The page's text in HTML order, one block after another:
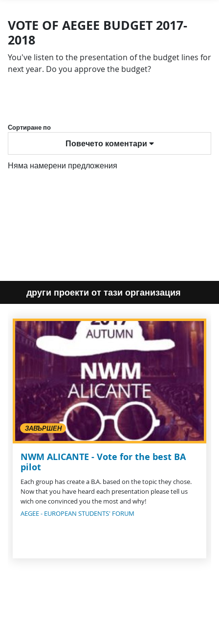
VOTE OF AEGEE BUDGET 2017-
2018
You've listen to the presentation of the budget lines for
next year. Do you approve the budget?
Сортиране по
Повечето коментари
Няма намерени предложения
други проекти от тази организация
ЗАВЪРШЕН
NWM ALICANTE - Vote for the best BA
pilot
Each group has create a B.A. based on the topic they chose.
Now that you have heard each presentation please tell us
wich one convinced you the most and why!
AEGEE - EUROPEAN STUDENTS' FORUM